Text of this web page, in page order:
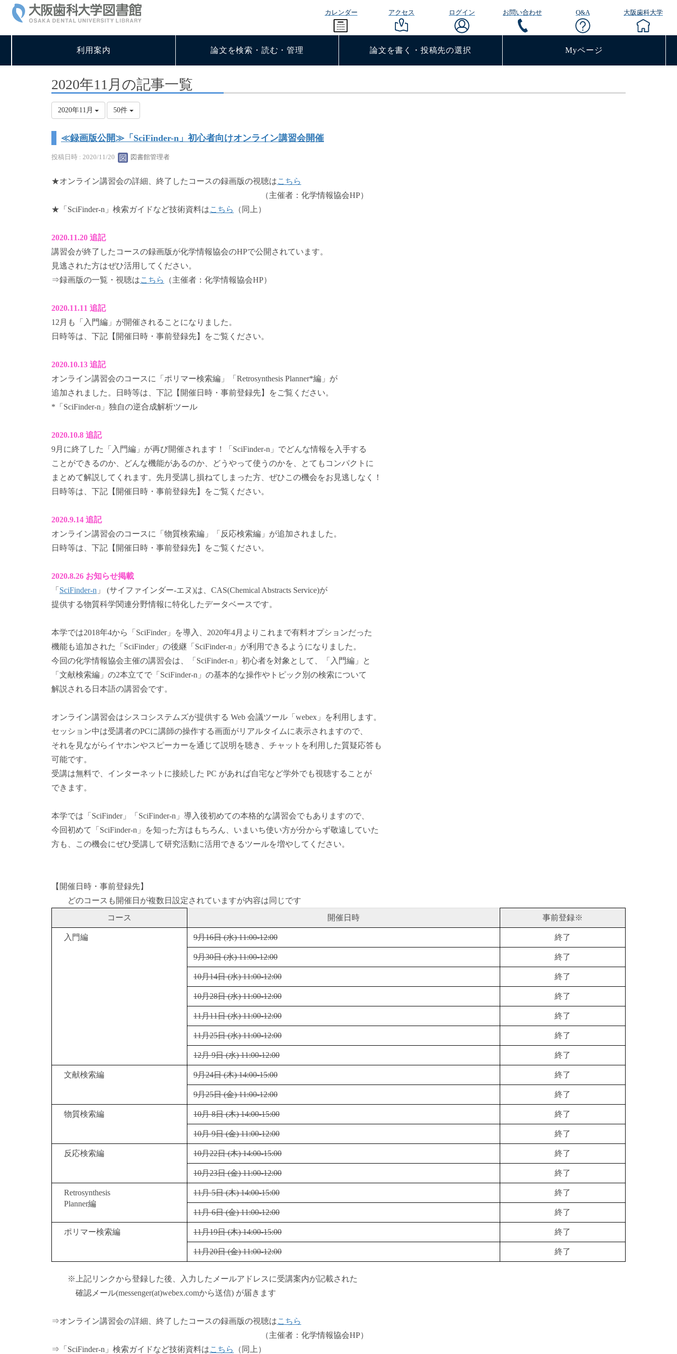
カレンダー アクセス ログイン お問い合わせ Q&A 大阪歯科大学
利用案内 論文を検索・読む・管理 論文を書く・投稿先の選択 Myページ
2020年11月の記事一覧
2020年11月 50件
≪録画版公開≫「SciFinder-n」初心者向けオンライン講習会開催
投稿日時 : 2020/11/20 図書館管理者
★オンライン講習会の詳細、終了したコースの録画版の視聴はこちら
（主催者：化学情報協会HP）
★「SciFinder-n」検索ガイドなど技術資料はこちら （同上）
2020.11.20 追記
講習会が終了したコースの録画版が化学情報協会のHPで公開されています。
見逃された方はぜひ活用してください。
⇒録画版の一覧・視聴はこちら （主催者：化学情報協会HP）
2020.11.11 追記
12月も「入門編」が開催されることになりました。
日時等は、下記【開催日時・事前登録先】をご覧ください。
2020.10.13 追記
オンライン講習会のコースに「ポリマー検索編」「Retrosynthesis Planner*編」が
追加されました。日時等は、下記【開催日時・事前登録先】をご覧ください。
*「SciFinder-n」独自の逆合成解析ツール
2020.10.8 追記
9月に終了した「入門編」が再び開催されます！「SciFinder-n」でどんな情報を入手する
ことができるのか、どんな機能があるのか、どうやって使うのかを、とてもコンパクトに
まとめて解説してくれます。先月受講し損ねてしまった方、ぜひこの機会をお見逃しなく！
日時等は、下記【開催日時・事前登録先】をご覧ください。
2020.9.14 追記
オンライン講習会のコースに「物質検索編」「反応検索編」が追加されました。
日時等は、下記【開催日時・事前登録先】をご覧ください。
2020.8.26 お知らせ掲載
「 SciFinder-n 」 (サイファインダー-エヌ)は、CAS(Chemical Abstracts Service)が
提供する物質科学関連分野情報に特化したデータベースです。
本学では2018年4から「SciFinder」を導入、2020年4月よりこれまで有料オプションだった
機能も追加された「SciFinder」の後継「SciFinder-n」が利用できるようになりました。
今回の化学情報協会主催の講習会は、「SciFinder-n」初心者を対象として、「入門編」と
「文献検索編」の2本立てで「SciFinder-n」の基本的な操作やトピック別の検索について
解説される日本語の講習会です。
オンライン講習会はシスコシステムズが提供する Web 会議ツール「webex」を利用します。
セッション中は受講者のPCに講師の操作する画面がリアルタイムに表示されますので、
それを見ながらイヤホンやスピーカーを通じて説明を聴き、チャットを利用した質疑応答も
可能です。
受講は無料で、インターネットに接続した PC があれば自宅など学外でも視聴することが
できます。
本学では「SciFinder」「SciFinder-n」導入後初めての本格的な講習会でもありますので、
今回初めて「SciFinder-n」を知った方はもちろん、いまいち使い方が分からず敬遠していた
方も、この機会にぜひ受講して研究活動に活用できるツールを増やしてください。
【開催日時・事前登録先】
どのコースも開催日が複数日設定されていますが内容は同じです
コース
開催日時 事前登録※
入門編 9月16日 (水) 11:00-12:00 終了
9月30日 (水) 11:00-12:00 終了
10月14日 (水) 11:00-12:00 終了
10月28日 (水) 11:00-12:00 終了
11月11日 (水) 11:00-12:00 終了
11月25日 (水) 11:00-12:00 終了
12月 9日 (水) 11:00-12:00 終了
文献検索編 9月24日 (木) 14:00-15:00 終了
9月25日 (金) 11:00-12:00 終了
物質検索編 10月 8日 (木) 14:00-15:00 終了
10月 9日 (金) 11:00-12:00 終了
反応検索編 10月22日 (木) 14:00-15:00 終了
10月23日 (金) 11:00-12:00 終了
Retrosynthesis
Planner編
11月 5日 (木) 14:00-15:00 終了
11月 6日 (金) 11:00-12:00 終了
ポリマー検索編 11月19日 (木) 14:00-15:00 終了
11月20日 (金) 11:00-12:00 終了
※上記リンクから登録した後、入力したメールアドレスに受講案内が記載された
確認メール(messenger(at)webex.comから送信) が届きます
⇒オンライン講習会の詳細、終了したコースの録画版の視聴はこちら
（主催者：化学情報協会HP）
⇒「SciFinder-n」検索ガイドなど技術資料はこちら （同上）